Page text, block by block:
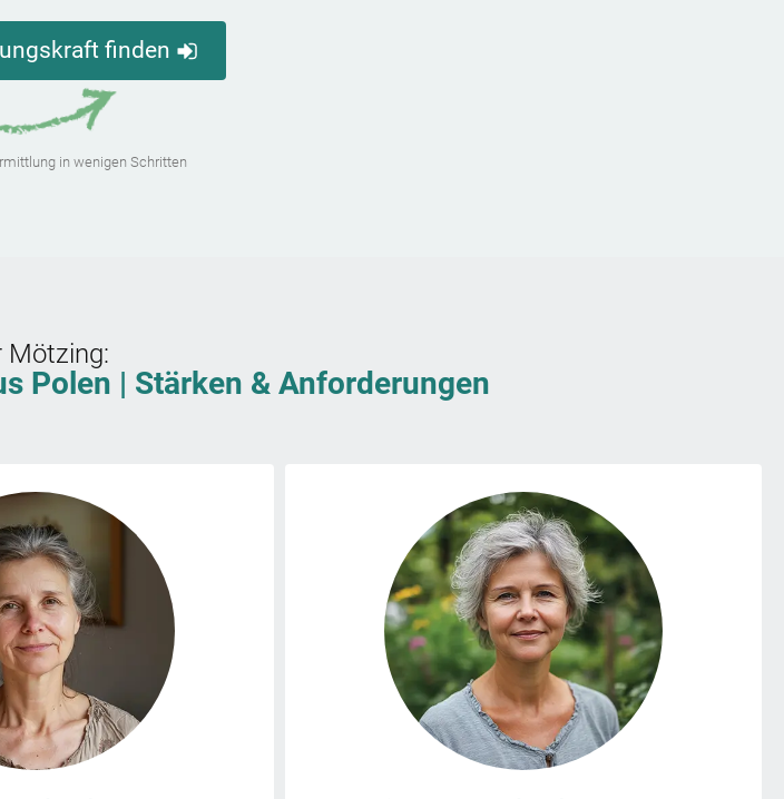
finden
in wenigen Schritten
Mötzing:
Polen | Stärken & Anforderungen